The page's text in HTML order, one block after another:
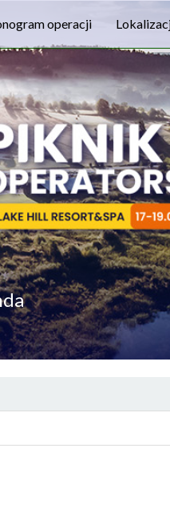
operacji